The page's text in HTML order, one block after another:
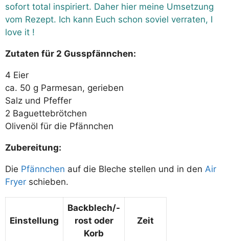
sofort total inspiriert. Daher hier meine Umsetzung
vom Rezept. Ich kann Euch schon soviel verraten, I
love it !
Zutaten für 2 Gusspfännchen:
4 Eier
ca. 50 g Parmesan, gerieben
Salz und Pfeffer
2 Baguettebrötchen
Olivenöl für die Pfännchen
Zubereitung:
Die Pfännchen auf die Bleche stellen und in den Air
Fryer schieben.
Einstellung
Backblech/-
rost oder
Korb
Zeit